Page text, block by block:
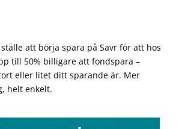
att börja spara på Savr för att hos
till 50% billigare att fondspara –
eller litet ditt sparande är. Mer
helt enkelt.